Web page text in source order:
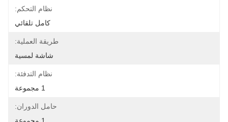
نظام التحكم:
كامل تلقائي
طريقة العملية:
شاشة لمسية
نظام التدفئة:
حامل الدوران: